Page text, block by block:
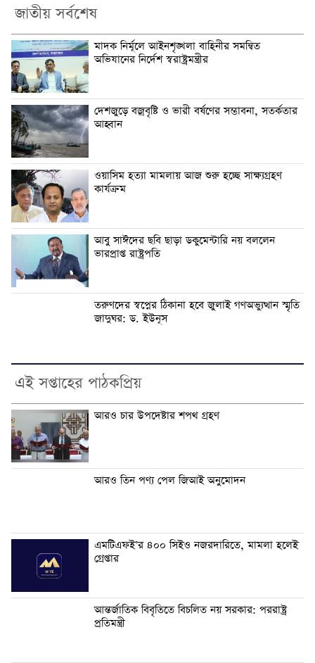
জাতীয় সর্বশেষ
মাদক নির্মূলে আইনশৃঙ্খলা বাহিনীর সমন্বিত
অভিযানের নির্দেশ স্বরাষ্ট্রমন্ত্রীর
দেশজুড়ে বজ্রবৃষ্টি ও ভারী বর্ষণের সম্ভাবনা, সতর্কতার
আহ্বান
ওয়াসিম হত্যা মামলায় আজ শুরু হচ্ছে সাক্ষ্যগ্রহণ
কার্যক্রম
আবু সাঈদের ছবি ছাড়া ডকুমেন্টারি নয় বললেন
ভারপ্রাপ্ত রাষ্ট্রপতি
তরুণদের স্বপ্নের ঠিকানা হবে জুলাই গণঅভ্যুত্থান স্মৃতি
জাদুঘর: ড. ইউনূস
এই সপ্তাহের পাঠকপ্রিয়
আরও চার উপদেষ্টার শপথ গ্রহণ
আরও তিন পণ্য পেল জিআই অনুমোদন
এমটিএফই’র ৪০০ সিইও নজরদারিতে, মামলা হলেই
গ্রেপ্তার
আন্তর্জাতিক বিবৃতিতে বিচলিত নয় সরকার: পররাষ্ট্র
প্রতিমন্ত্রী